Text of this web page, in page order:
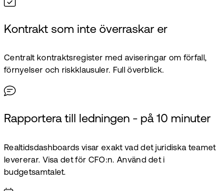
Kontrakt som inte överraskar er
Centralt kontraktsregister med aviseringar om förfall,
förnyelser och riskklausuler. Full överblick.
Rapportera till ledningen - på 10 minuter
Realtidsdashboards visar exakt vad det juridiska teamet
levererar. Visa det för CFO:n. Använd det i
budgetsamtalet.